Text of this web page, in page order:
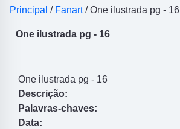
Principal / Fanart/ One ilustrada pg - 16
One ilustrada pg - 16
One ilustrada pg - 16
Descrição:
Palavras-chaves:
Data: